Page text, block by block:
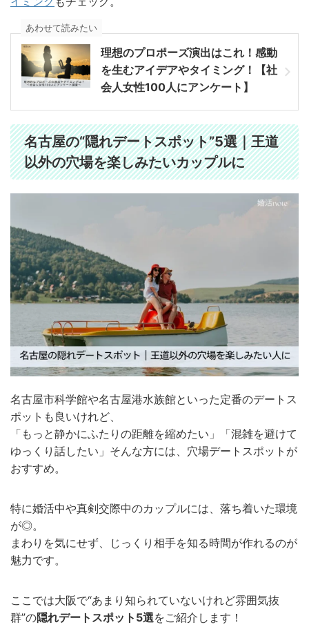
理想のプロポーズ演出はこれ！感動
を生むアイデアやタイミング！【社
会人女性100人にアンケート】
あわせて読みたい
名古屋の“隠れデートスポット”5選｜王道
以外の穴場を楽しみたいカップルに
名古屋市科学館や名古屋港水族館といった定番のデートス
ポットも良いけれど、
「もっと静かにふたりの距離を縮めたい」「混雑を避けて
ゆっくり話したい」そんな方には、穴場デートスポットが
おすすめ。
特に婚活中や真剣交際中のカップルには、落ち着いた環境
が◎。
まわりを気にせず、じっくり相手を知る時間が作れるのが
魅力です。
ここでは大阪で“あまり知られていないけれど雰囲気抜
群”の隠れデートスポット5選をご紹介します！